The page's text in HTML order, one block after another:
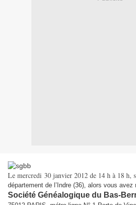
Le mercredi 30 janvier 2012 de 14 h à 18 h, s
département de l’Indre (36), alors vous avez
Société Généalogique du Bas-